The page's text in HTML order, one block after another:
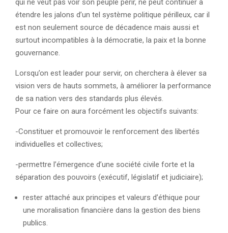
qui ne veut pas voir son peuple périr, ne peut continuer à
étendre les jalons d’un tel système politique périlleux, car il
est non seulement source de décadence mais aussi et
surtout incompatibles à la démocratie, la paix et la bonne
gouvernance.
Lorsqu’on est leader pour servir, on cherchera à élever sa
vision vers de hauts sommets, à améliorer la performance
de sa nation vers des standards plus élevés.
Pour ce faire on aura forcément les objectifs suivants:
-Constituer et promouvoir le renforcement des libertés
individuelles et collectives;
-permettre l’émergence d’une société civile forte et la
séparation des pouvoirs (exécutif, législatif et judiciaire);
rester attaché aux principes et valeurs d’éthique pour
une moralisation financière dans la gestion des biens
publics.